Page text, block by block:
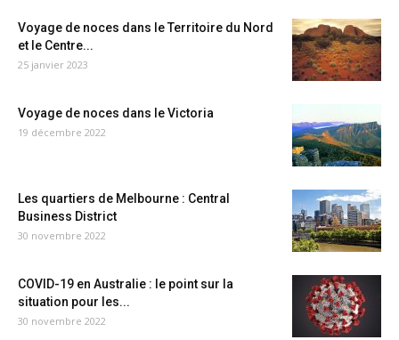
Voyage de noces dans le Territoire du Nord
et le Centre...
25 janvier 2023
Voyage de noces dans le Victoria
19 décembre 2022
Les quartiers de Melbourne : Central
Business District
30 novembre 2022
COVID-19 en Australie : le point sur la
situation pour les...
30 novembre 2022